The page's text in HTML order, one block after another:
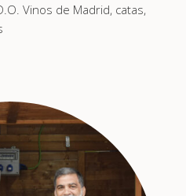
Vinos de Madrid, catas,